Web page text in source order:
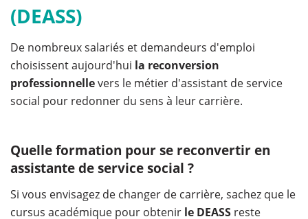
(DEASS)
De nombreux salariés et demandeurs d'emploi
choisissent aujourd'hui la reconversion
professionnellevers le métier d'assistant de service
social pour redonner du sens à leur carrière.
Quelle formation pour se reconvertir en
assistante de service social ?
Si vous envisagez de changer de carrière, sachez que le
cursus académique pour obtenir le DEASS reste